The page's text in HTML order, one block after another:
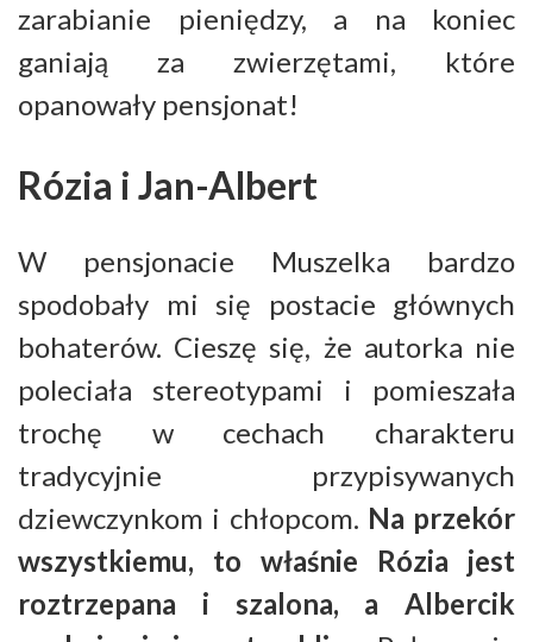
zarabianie pieniędzy, a na koniec
ganiają za zwierzętami, które
opanowały pensjonat!
Rózia i Jan-Albert
W pensjonacie Muszelka bardzo
spodobały mi się postacie głównych
bohaterów. Cieszę się, że autorka nie
poleciała stereotypami i pomieszała
trochę w cechach charakteru
tradycyjnie przypisywanych
dziewczynkom i chłopcom. Na przekór
wszystkiemu, to właśnie Rózia jest
roztrzepana i szalona, a Albercik